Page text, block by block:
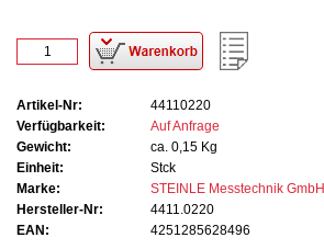
Artikel-Nr:
44110220
Verfügbarkeit:
Auf Anfrage
Gewicht:
ca. 0,15 Kg
Einheit:
Stck
Marke:
STEINLE Messtechnik GmbH
Hersteller-Nr:
4411.0220
EAN:
4251285628496